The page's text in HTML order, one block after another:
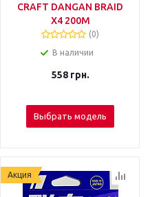
CRAFT DANGAN BRAID
X4 200М
(0)
В наличии
558грн.
Выбрать модель
Акция